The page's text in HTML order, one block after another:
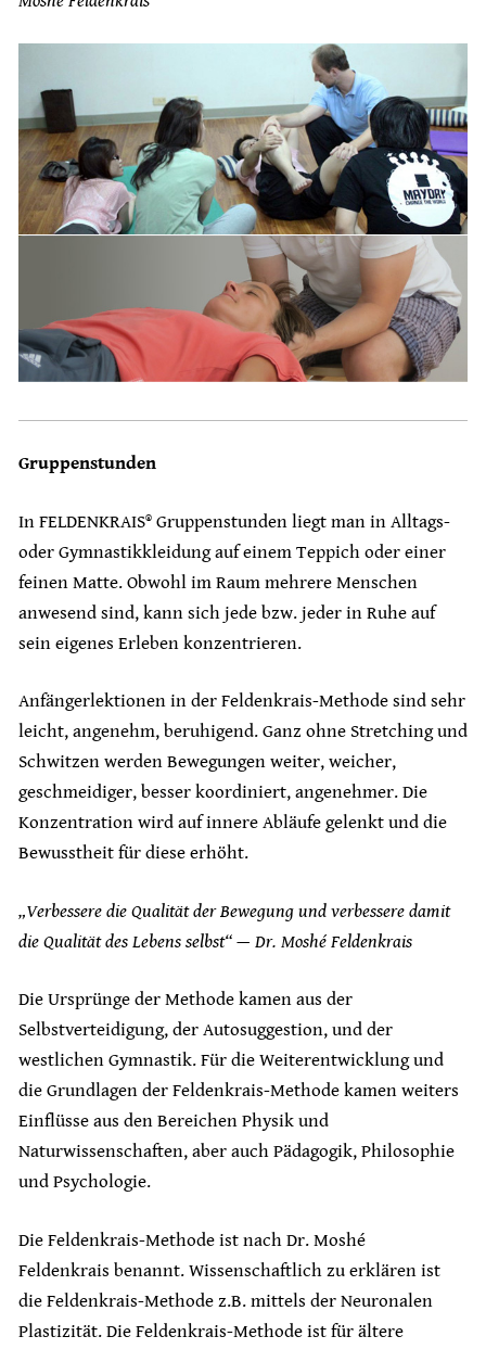
Gruppenstunden
In FELDENKRAIS® Gruppenstunden liegt man in Alltags-
oder Gymnastikkleidung auf einem Teppich oder einer
feinen Matte. Obwohl im Raum mehrere Menschen
anwesend sind, kann sich jede bzw. jeder in Ruhe auf
sein eigenes Erleben konzentrieren.
Anfängerlektionen in der Feldenkrais-Methode sind sehr
leicht, angenehm, beruhigend. Ganz ohne Stretching und
Schwitzen werden Bewegungen weiter, weicher,
geschmeidiger, besser koordiniert, angenehmer. Die
Konzentration wird auf innere Abläufe gelenkt und die
Bewusstheit für diese erhöht.
„Verbessere die Qualität der Bewegung und verbessere damit
die Qualität des Lebens selbst“ — Dr. Moshé Feldenkrais
Die Ursprünge der Methode kamen aus der
Selbstverteidigung, der Autosuggestion, und der
westlichen Gymnastik. Für die Weiterentwicklung und
die Grundlagen der Feldenkrais-Methode kamen weiters
Einflüsse aus den Bereichen Physik und
Naturwissenschaften, aber auch Pädagogik, Philosophie
und Psychologie.
Die Feldenkrais-Methode ist nach Dr. Moshé
Feldenkrais benannt. Wissenschaftlich zu erklären ist
die Feldenkrais-Methode z.B. mittels der Neuronalen
Plastizität. Die Feldenkrais-Methode ist für ältere